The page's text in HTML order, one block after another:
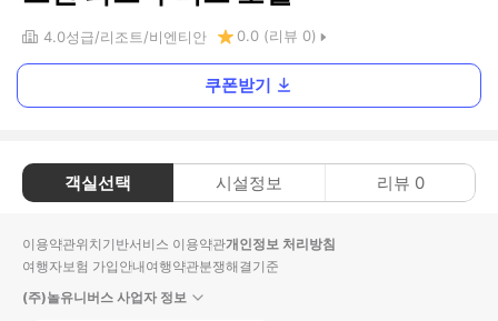
4.0성급 리조트 비엔티안 0.0 (리뷰 0)
쿠폰받기
객실선택 시설정보 리뷰 0
이용약관위치기반서비스 이용약관개인정보 처리방침
여행자보험 가입안내여행약관분쟁해결기준
(주)놀유니버스 사업자 정보